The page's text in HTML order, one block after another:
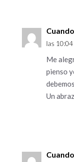
las 10:04
Me
pienso
Un